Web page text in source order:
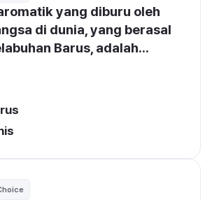
yang diburu oleh
di dunia, yang berasal
Barus, adalah...